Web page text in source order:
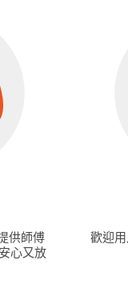
供師傅
心又放
歡迎